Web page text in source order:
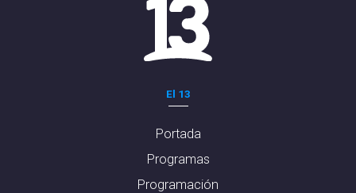
El 13
Portada
Programas
Programación